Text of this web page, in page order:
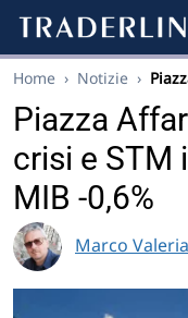
Home › Notizie ›
Piazza
crisi e STM
MIB -0,6%
Marco